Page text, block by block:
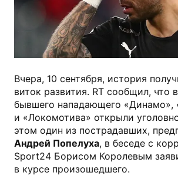
Вчера, 10 сентября, история
виток развития. RT сообщил, что
бывшего нападающего «Динамо»,
и «Локомотива» открыли
этом один из пострадавших,
Андрей Попелуха, в беседе с
Sport24 Борисом Королевым
в курсе произошедшего.